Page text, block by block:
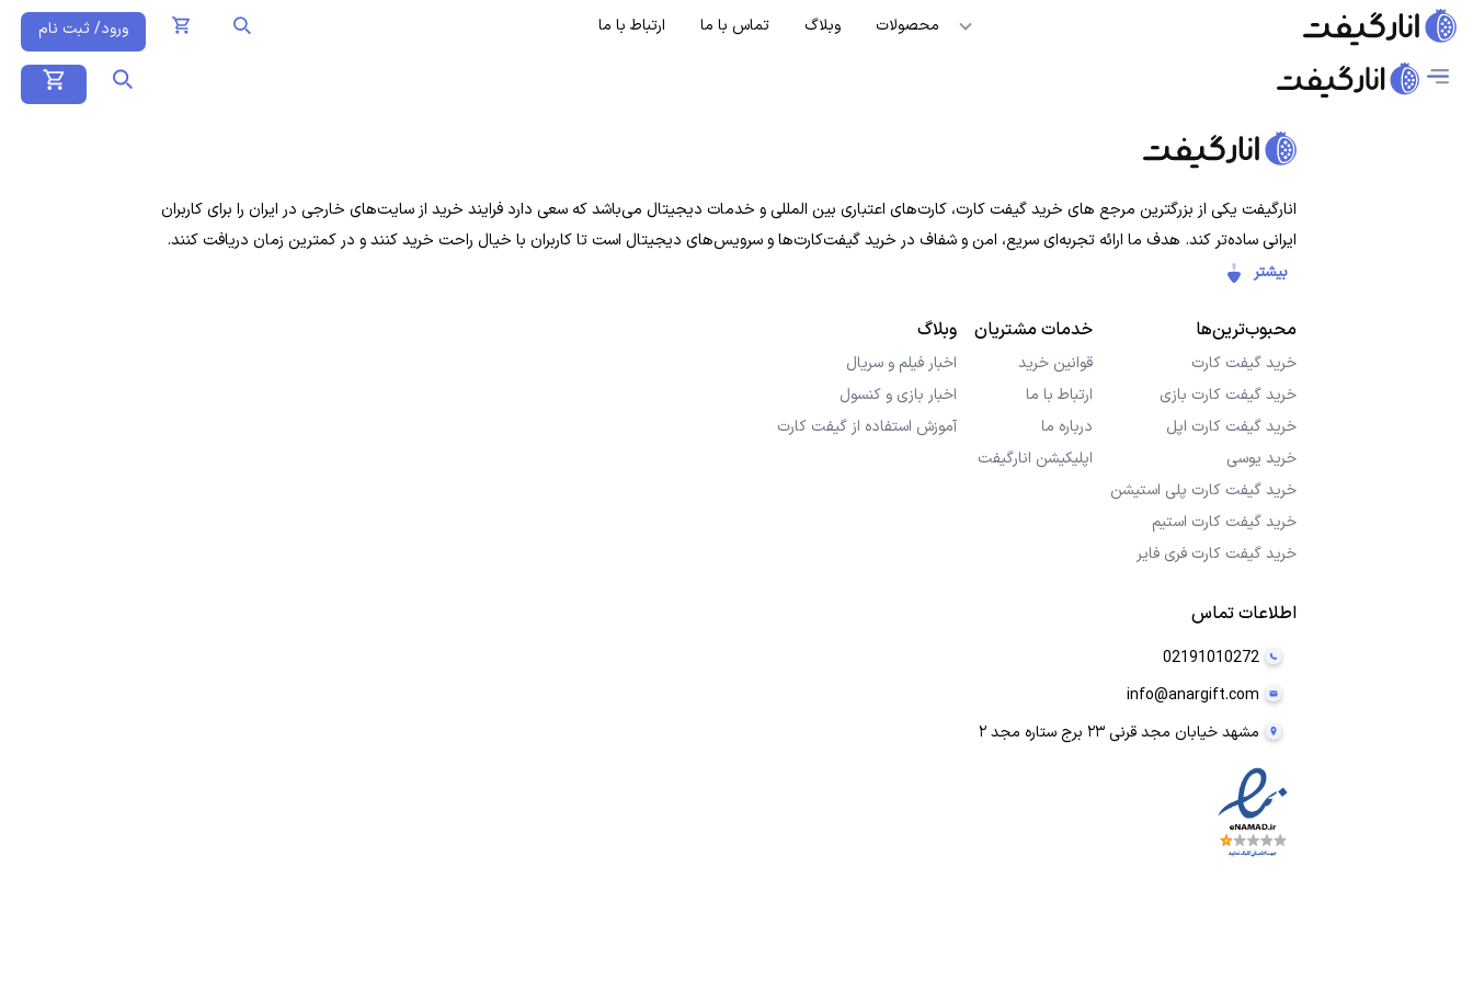
محصولات وبلاگ تماس با ما ارتباط با ما ورود/ ثبت نام
انارگیفت یکی از بزرگترین مرجع های خرید گیفت کارت، کارت‌های اعتباری بین المللی و خدمات دیجیتال می‌باشد که سعی دارد فرایند خرید از سایت‌های خارجی در ایران را برای کاربران
ایرانی ساده‌تر کند. هدف ما ارائه تجربه‌ای سریع، امن و شفاف در خرید گیفت‌کارت‌ها و سرویس‌های دیجیتال است تا کاربران با خیال راحت خرید کنند و در کمترین زمان دریافت کنند.
بیشتر
محبوب‌ترین‌ها
خرید گیفت کارت
خرید گیفت کارت بازی
خرید گیفت کارت اپل
خرید یوسی
خرید گیفت کارت پلی استیشن
خرید گیفت کارت استیم
خرید گیفت کارت فری فایر
خدمات مشتریان
قوانین خرید
ارتباط با ما
درباره ما
اپلیکیشن انارگیفت
وبلاگ
اخبار فیلم و سریال
اخبار بازی و کنسول
آموزش استفاده از گیفت کارت
اطلاعات تماس
02191010272
info@anargift.com
مشهد خیابان مجد قرنی ۲۳ برج ستاره مجد ۲